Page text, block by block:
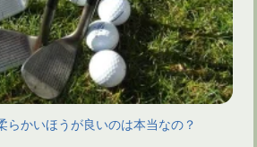
らかいほうが良いのは本当なの？